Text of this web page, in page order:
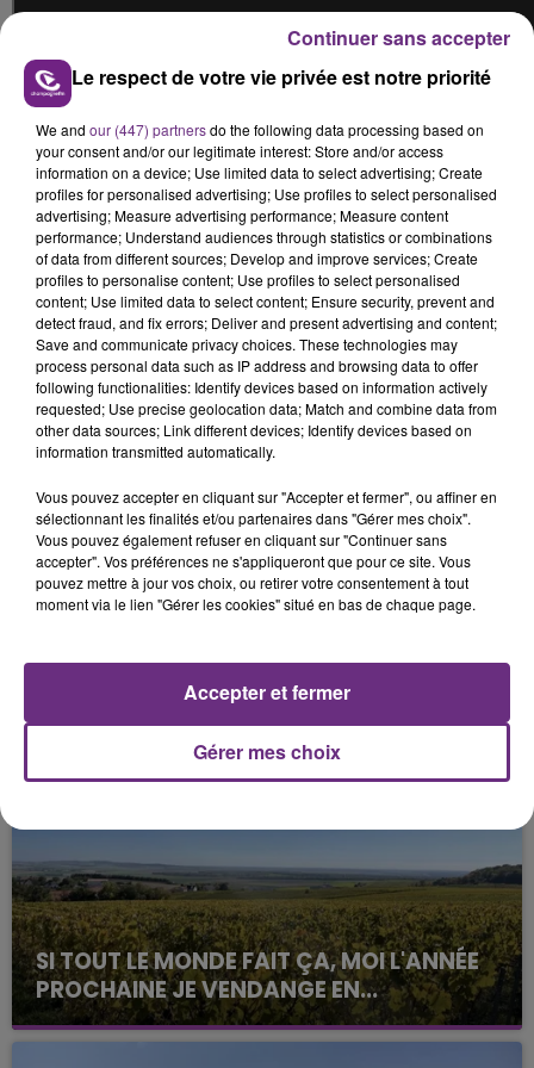
5 - Larsen
Issu du mêmealbumque "Zen", cetubesort en
clipcompte aujourd'hui plus de880.000 vues.
FIL D'ACTUS
SI TOUT LE MONDE FAIT ÇA, MOI L'ANNÉE
PROCHAINE JE VENDANGE EN...
La vendange en Champagne a débuté ce jeudi 6
août dans la commune de Montgueux (Aube). Du
Le respect de votre vie privée est notre priorité
We and our (447) partnersdo the following data processing based on
your consent and/or our legitimate interest: Store and/or access
information on a device; Use limited data to select advertising; Create
profiles for personalised advertising; Use profiles to select personalised
advertising; Measure advertising performance; Measure content
performance; Understand audiences through statistics or combinations
of data from different sources; Develop and improve services; Create
profiles to personalise content; Use profiles to select personalised
content; Use limited data to select content; Ensure security, prevent and
detect fraud, and fix errors; Deliver and present advertising and content;
Save and communicate privacy choices. These technologies may
process personal data such as IP address and browsing data to offer
following functionalities: Identify devices based on information actively
requested; Use precise geolocation data; Match and combine data from
other data sources; Link different devices; Identify devices based on
information transmitted automatically.
Vous pouvez accepter en cliquant sur "Accepter et fermer", ou affiner en
sélectionnant les finalités et/ou partenaires dans "Gérer mes choix".
Vous pouvez également refuser en cliquant sur "Continuer sans
accepter". Vos préférences ne s'appliqueront que pour ce site. Vous
pouvez mettre à jour vos choix, ou retirer votre consentement à tout
moment via le lien "Gérer les cookies" situé en bas de chaque page.
Gérer mes choix
Accepter et fermer
Continuer sans accepter